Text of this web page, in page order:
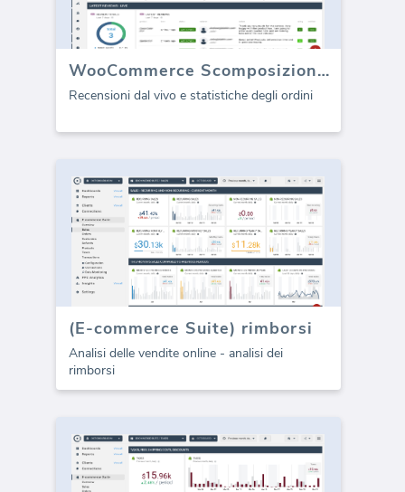
WooCommerce Scomposizioni / Recensioni
Recensioni dal vivo e statistiche degli ordini
(E-commerce Suite) rimborsi
Analisi delle vendite online - analisi dei
rimborsi